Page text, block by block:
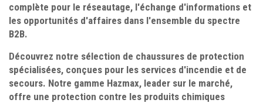
complète pour le réseautage, l'échange d'informations et
les opportunités d'affaires dans l'ensemble du spectre
B2B.
Découvrez notre sélection de chaussures de protection
spécialisées, conçues pour les services d'incendie et de
secours. Notre gamme Hazmax, leader sur le marché,
offre une protection contre les produits chimiques